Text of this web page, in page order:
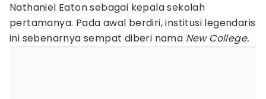
Nathaniel Eaton sebagai kepala sekolah
pertamanya. Pada awal berdiri, institusi legendaris
ini sebenarnya sempat diberi nama New College.